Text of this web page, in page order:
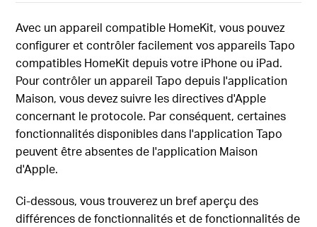
Avec un appareil compatible HomeKit, vous pouvez
configurer et contrôler facilement vos appareils Tapo
compatibles HomeKit depuis votre iPhone ou iPad.
Pour contrôler un appareil Tapo depuis l'application
Maison, vous devez suivre les directives d'Apple
concernant le protocole. Par conséquent, certaines
fonctionnalités disponibles dans l'application Tapo
peuvent être absentes de l'application Maison
d'Apple.
Ci-dessous, vous trouverez un bref aperçu des
différences de fonctionnalités et de fonctionnalités de